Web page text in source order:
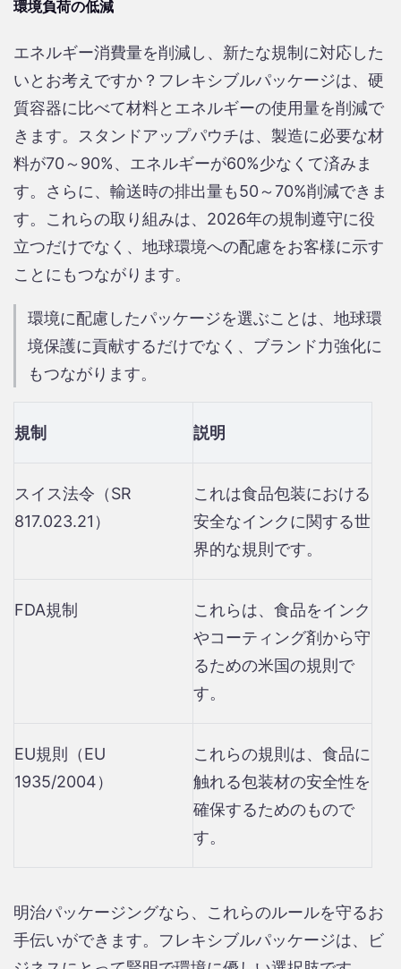
環境負荷の低減
エネルギー消費量を削減し、新たな規制に対応した
いとお考えですか？フレキシブルパッケージは、硬
質容器に比べて材料とエネルギーの使用量を削減で
きます。スタンドアップパウチは、製造に必要な材
料が70～90%、エネルギーが60%少なくて済みま
す。さらに、輸送時の排出量も50～70%削減できま
す。これらの取り組みは、2026年の規制遵守に役
立つだけでなく、地球環境への配慮をお客様に示す
ことにもつながります。
環境に配慮したパッケージを選ぶことは、地球環
境保護に貢献するだけでなく、ブランド力強化に
もつながります。
規制 説明
スイス法令（SR
817.023.21）
これは食品包装における
安全なインクに関する世
界的な規則です。
FDA規制
これらは、食品をインク
やコーティング剤から守
るための米国の規則で
す。
EU規則（EU
1935/2004）
これらの規則は、食品に
触れる包装材の安全性を
確保するためのもので
す。
明治パッケージングなら、これらのルールを守るお
手伝いができます。フレキシブルパッケージは、ビ